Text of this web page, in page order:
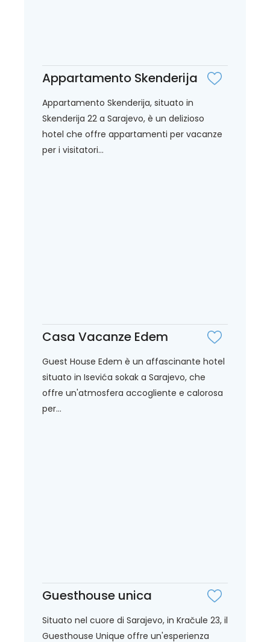
Appartamento Skenderija
Appartamento Skenderija, situato in
Skenderija 22 a Sarajevo, è un delizioso
hotel che offre appartamenti per vacanze
per i visitatori...
Casa Vacanze Edem
Guest House Edem è un affascinante hotel
situato in Isevića sokak a Sarajevo, che
offre un'atmosfera accogliente e calorosa
per...
Guesthouse unica
Situato nel cuore di Sarajevo, in Kračule 23, il
Guesthouse Unique offre un'esperienza